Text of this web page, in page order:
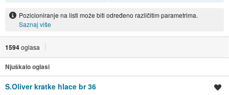
Pozicioniranje na listi može biti određeno različitim parametrima.
Saznaj više
1594oglasa
Njuškalo oglasi
S.Oliver kratke hlace br 36